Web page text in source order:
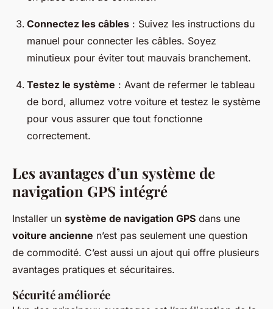
Connectez les câbles : Suivez les instructions du
manuel pour connecter les câbles. Soyez
minutieux pour éviter tout mauvais branchement.
Testez le système : Avant de refermer le tableau
de bord, allumez votre voiture et testez le système
pour vous assurer que tout fonctionne
correctement.
Les avantages d’un système de
navigation GPS intégré
Installer un système de navigation GPS dans une
voiture ancienne n’est pas seulement une question
de commodité. C’est aussi un ajout qui offre plusieurs
avantages pratiques et sécuritaires.
Sécurité améliorée